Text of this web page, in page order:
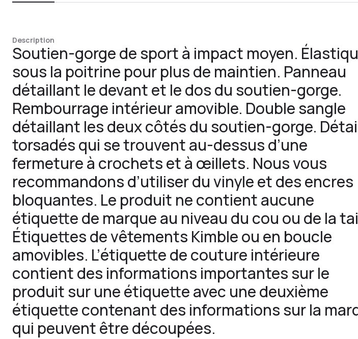
Description
Soutien-gorge de sport à impact moyen.
sous la poitrine pour plus de maintien. Panneau
détaillant le devant et le dos du soutien-gorge.
Rembourrage intérieur amovible. Double sangle
détaillant les deux côtés du soutien-gorge.
torsadés qui se trouvent au-dessus d’une
fermeture à crochets et à œillets. Nous vous
recommandons d’utiliser du vinyle et des encres
bloquantes. Le produit ne contient aucune
étiquette de marque au niveau du cou ou de la
Étiquettes de vêtements Kimble ou en boucle
amovibles. L’étiquette de couture intérieure
contient des informations importantes sur le
produit sur une étiquette avec une deuxième
étiquette contenant des informations sur la
qui peuvent être découpées.